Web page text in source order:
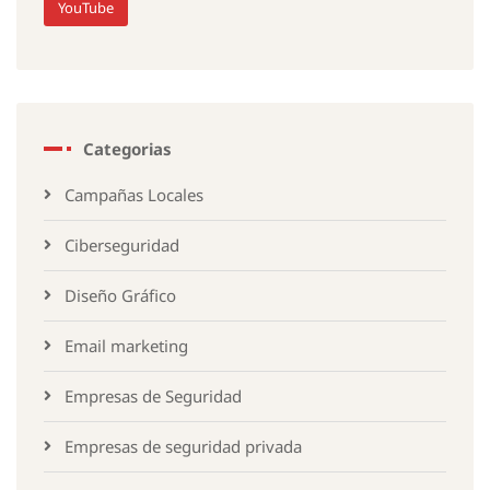
YouTube
Categorias
Campañas Locales
Ciberseguridad
Diseño Gráfico
Email marketing
Empresas de Seguridad
Empresas de seguridad privada